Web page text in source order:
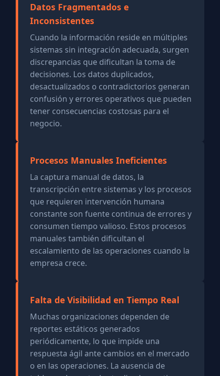
Datos Fragmentados e
Inconsistentes
Cuando la información reside en múltiples
sistemas sin integración adecuada, surgen
discrepancias que dificultan la toma de
decisiones. Los datos duplicados,
desactualizados o contradictorios generan
confusión y errores operativos que pueden
tener consecuencias costosas para el
negocio.
Procesos Manuales Ineficientes
La captura manual de datos, la
transcripción entre sistemas y los procesos
que requieren intervención humana
constante son fuente continua de errores y
consumen tiempo valioso. Estos procesos
manuales también dificultan el
escalamiento de las operaciones cuando la
empresa crece.
Falta de Visibilidad en Tiempo Real
Muchas organizaciones dependen de
reportes estáticos generados
periódicamente, lo que impide una
respuesta ágil ante cambios en el mercado
o en las operaciones. La ausencia de